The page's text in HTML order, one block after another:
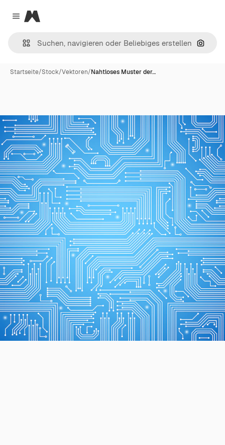
Close menu
Magnific
Nach
Startseite/Stock/Vektoren/Nahtloses Muster der…